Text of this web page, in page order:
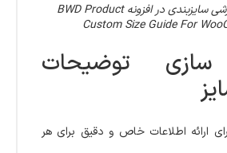
پیشتیبانی از سفارشی سایزبندی در افزونه BWD Product
Custom Size Guide For
توضیحات
ارائه اطلاعات خاص و دقیق برای هر